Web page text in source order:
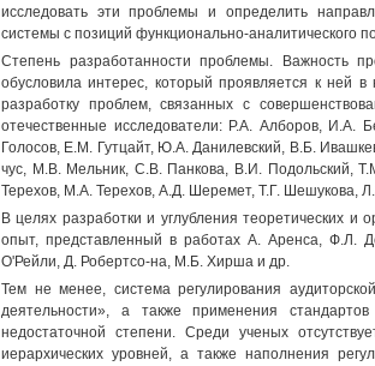
исследовать эти проблемы и определить
системы с позиций функционально-аналитического
Степень разработанности проблемы. Важность
обусловила интерес, который проявляется к ней
разработку проблем, связанных с
отечественные исследователи: P.A. Алборов,
Голосов, Е.М. Гутцайт, Ю.А. Данилевский, В.Б.
чус, М.В. Мельник, C.B. Панкова, В.И. Подольский,
Терехов, М.А. Терехов, А.Д. Шеремет, Т.Г. Шешукова,
В целях разработки и углубления теоретических и
опыт, представленный в работах А. Аренса, Ф.Л.
О'Рейли, Д. Робертсо-на, М.Б. Хирша и др.
Тем не менее, система регулирования
деятельности», а также применения
недостаточной степени. Среди ученых
иерархических уровней, а также наполнения